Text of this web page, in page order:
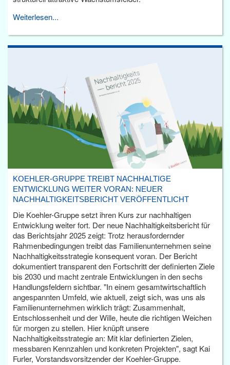
Weiterlesen...
KOEHLER-GRUPPE TREIBT NACHHALTIGE
ENTWICKLUNG WEITER VORAN: NEUER
NACHHALTIGKEITSBERICHT VERÖFFENTLICHT
Die Koehler-Gruppe setzt ihren Kurs zur nachhaltigen
Entwicklung weiter fort. Der neue Nachhaltigkeitsbericht für
das Berichtsjahr 2025 zeigt: Trotz herausfordernder
Rahmenbedingungen treibt das Familienunternehmen seine
Nachhaltigkeitsstrategie konsequent voran. Der Bericht
dokumentiert transparent den Fortschritt der definierten Ziele
bis 2030 und macht zentrale Entwicklungen in den sechs
Handlungsfeldern sichtbar. "In einem gesamtwirtschaftlich
angespannten Umfeld, wie aktuell, zeigt sich, was uns als
Familienunternehmen wirklich trägt: Zusammenhalt,
Entschlossenheit und der Wille, heute die richtigen Weichen
für morgen zu stellen. Hier knüpft unsere
Nachhaltigkeitsstrategie an: Mit klar definierten Zielen,
messbaren Kennzahlen und konkreten Projekten", sagt Kai
Furler, Vorstandsvorsitzender der Koehler-Gruppe.